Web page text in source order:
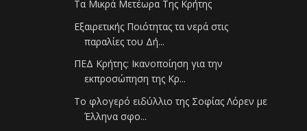
Τα Μικρά Μετέωρα Της Κρήτης
Εξαιρετικής Ποιότητας τα νερά στις
παραλίες του Δή...
ΠΕΔ Κρήτης: Ικανοποίηση για την
εκπροσώπηση της Κρ...
Το φλογερό ειδύλλιο της Σοφίας Λόρεν με
Έλληνα σφο...